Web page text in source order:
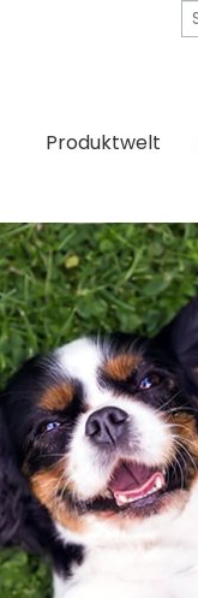
Produktwelt